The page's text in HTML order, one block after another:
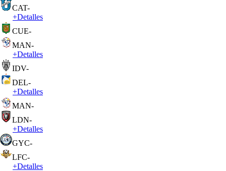
CAT-
+Detalles
CUE-
MAN-
+Detalles
IDV-
DEL-
+Detalles
MAN-
LDN-
+Detalles
GYC-
LFC-
+Detalles